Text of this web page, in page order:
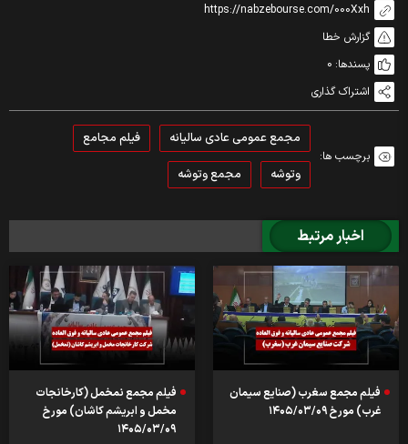
https://nabzebourse.com/000Xxh
گزارش خطا
پسندها: 0
اشتراک گذاری
برچسب ها:
مجمع عمومی عادی سالیانه
فیلم مجامع
وتوشه
مجمع وتوشه
اخبار مرتبط
فیلم مجمع سغرب (صنایع سیمان
غرب) مورخ ۱۴۰۵/۰۳/۰۹
فیلم مجمع نمخمل (کارخانجات
مخمل و ابریشم کاشان) مورخ
۱۴۰۵/۰۳/۰۹